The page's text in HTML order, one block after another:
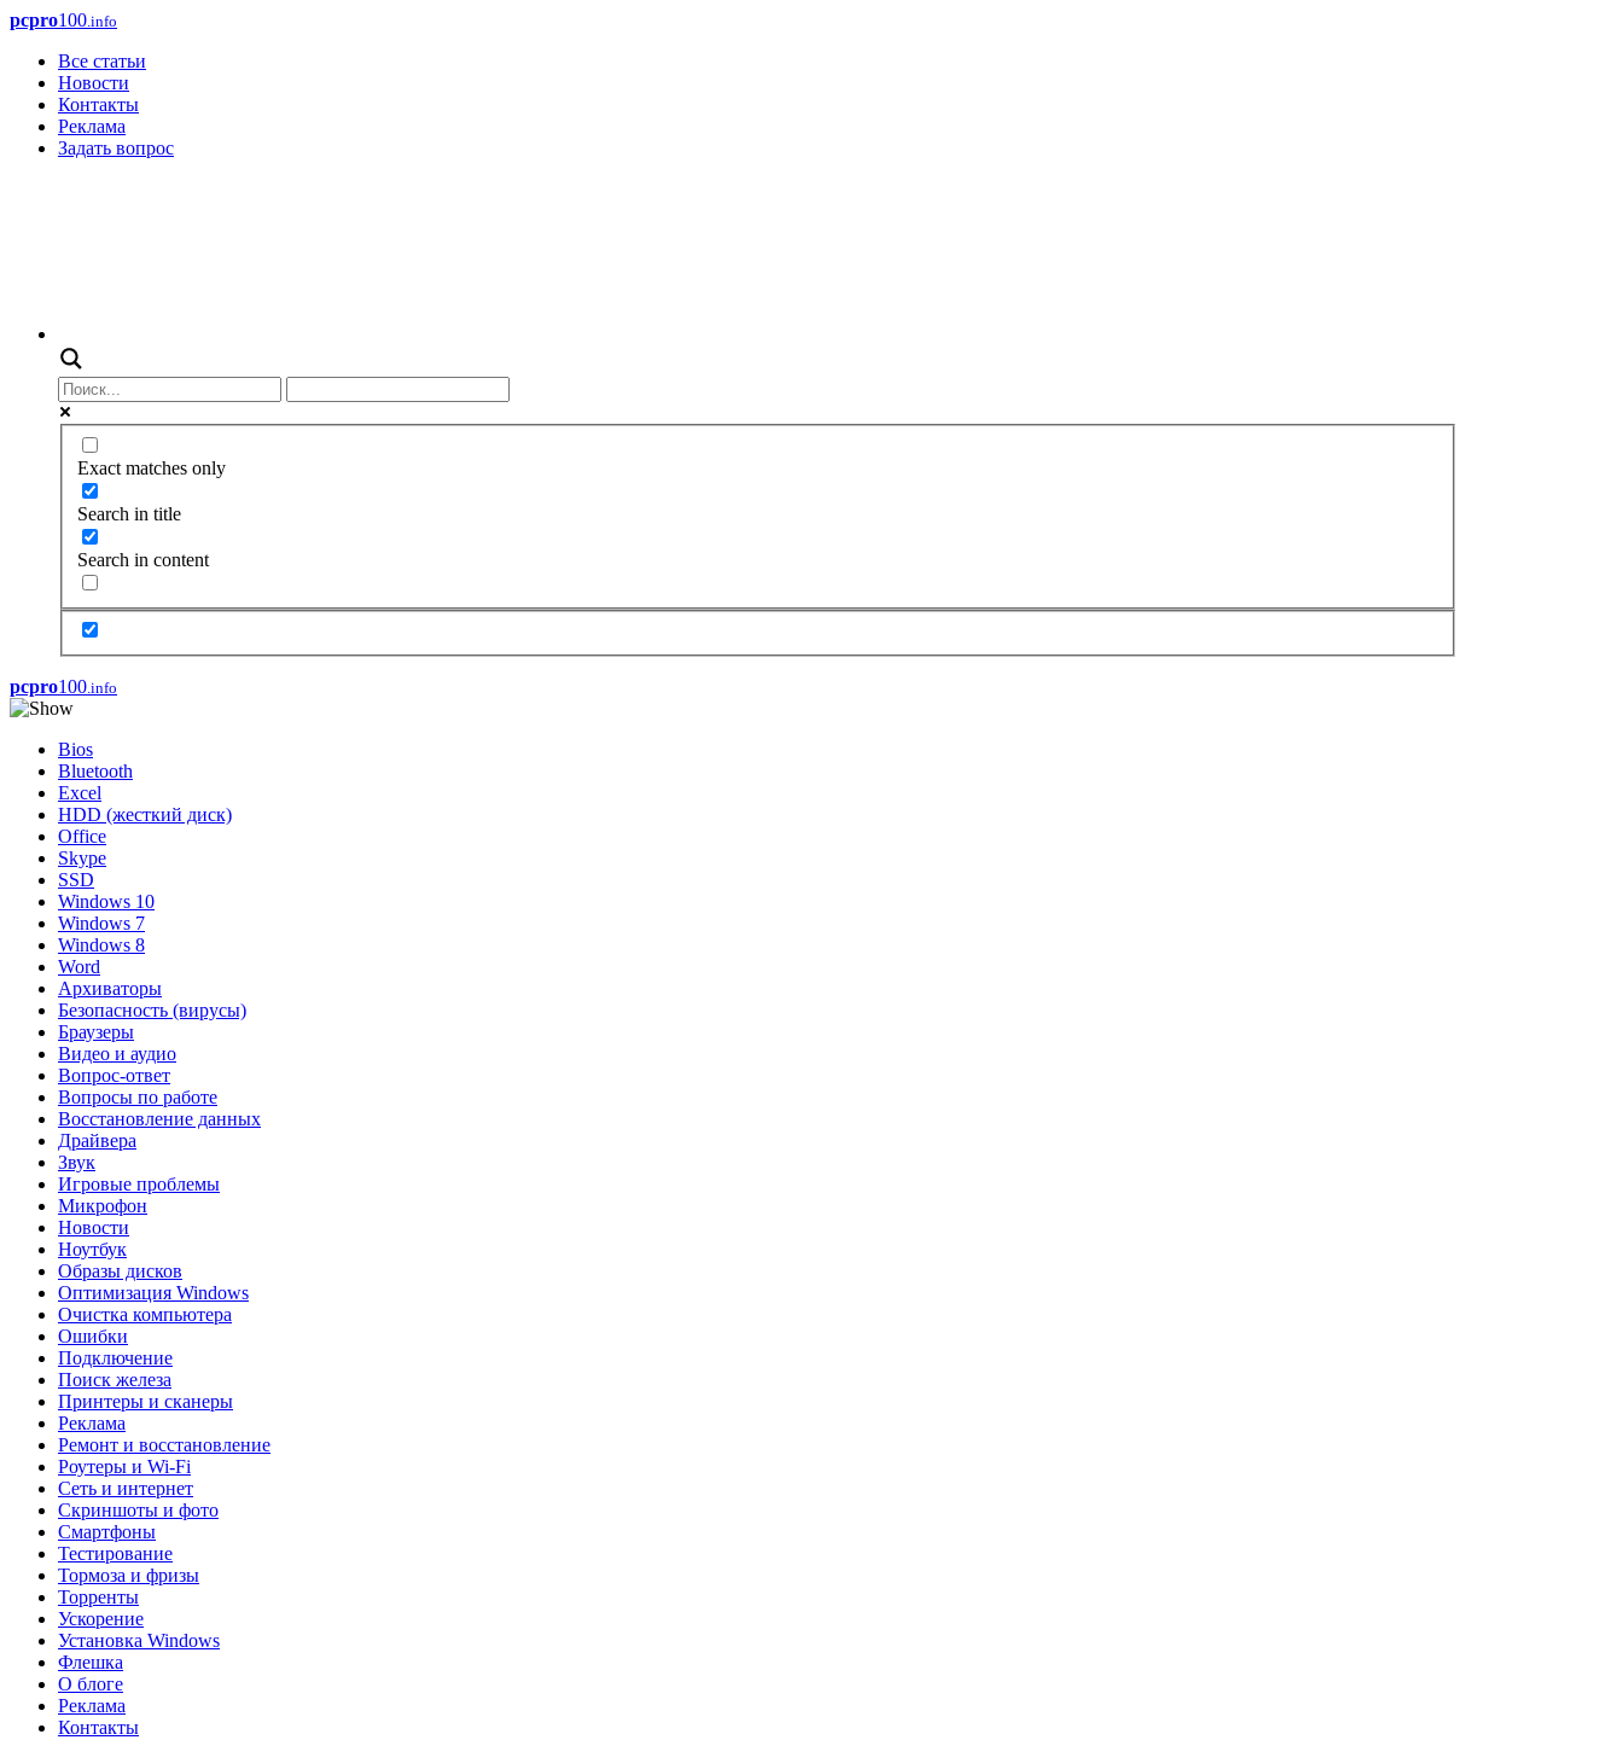
pcpro100.info
Все статьи
Новости
Контакты
Реклама
Задать вопрос
Exact matches only
Search in title
Search in content
pcpro100.info
Bios
Bluetooth
Excel
HDD (жесткий диск)
Office
Skype
SSD
Windows 10
Windows 7
Windows 8
Word
Архиваторы
Безопасность (вирусы)
Браузеры
Видео и аудио
Вопрос-ответ
Вопросы по работе
Восстановление данных
Драйвера
Звук
Игровые проблемы
Микрофон
Новости
Ноутбук
Образы дисков
Оптимизация Windows
Очистка компьютера
Ошибки
Подключение
Поиск железа
Принтеры и сканеры
Реклама
Ремонт и восстановление
Роутеры и Wi-Fi
Сеть и интернет
Скриншоты и фото
Смартфоны
Тестирование
Тормоза и фризы
Торренты
Ускорение
Установка Windows
Флешка
О блоге
Реклама
Контакты